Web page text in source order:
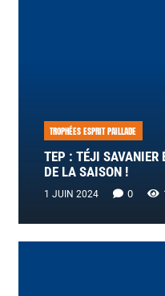
TROPHÉES ESPRIT PAILLADE
TEP : TÉJI SAVANIER
DE LA SAISON !
1 JUIN 2024 0